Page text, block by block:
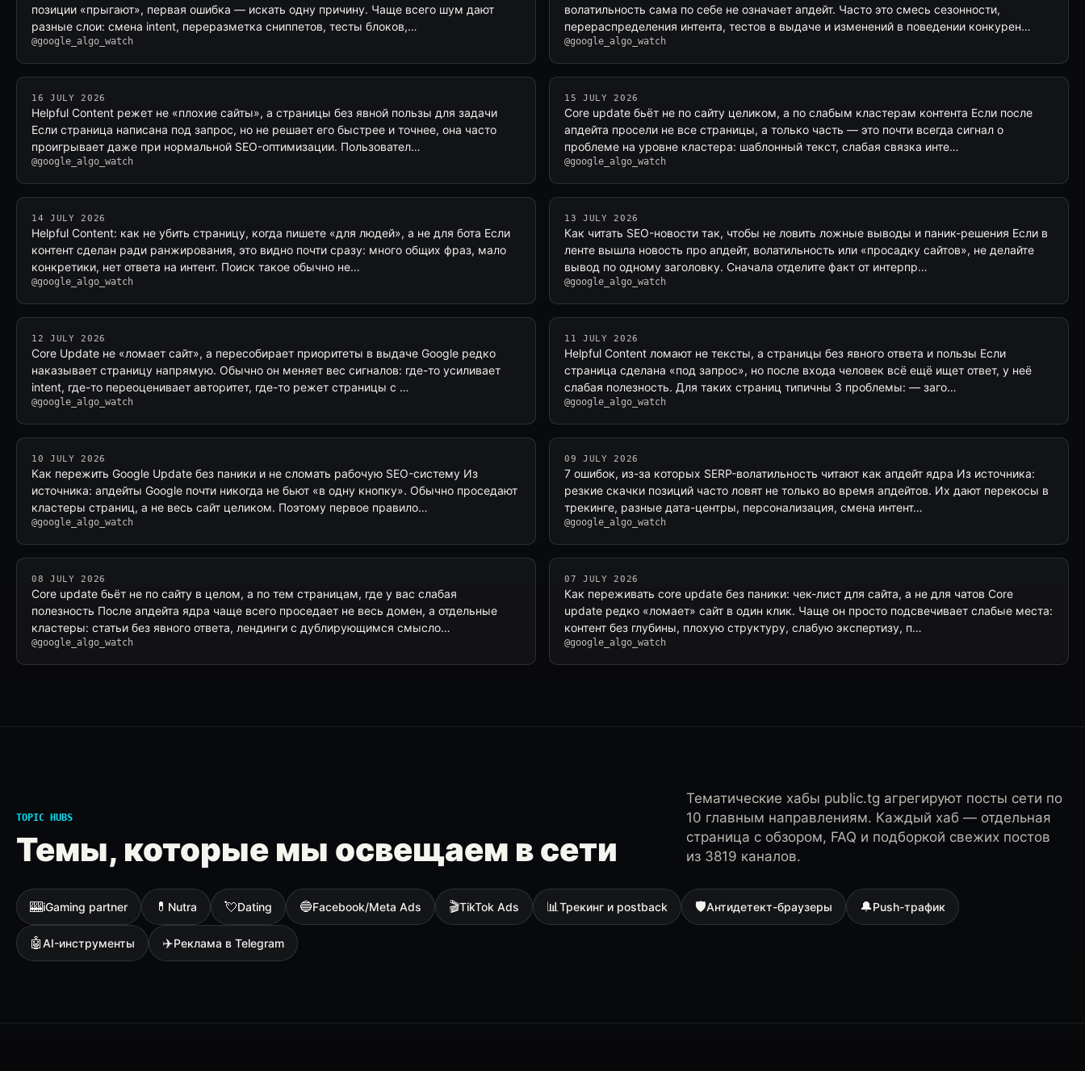
позиции «прыгают», первая ошибка — искать одну причину. Чаще всего шум дают
разные слои: смена intent, переразметка сниппетов, тесты блоков,…
@google_algo_watch
волатильность сама по себе не означает апдейт. Часто это смесь сезонности,
перераспределения интента, тестов в выдаче и изменений в поведении конкурен…
@google_algo_watch
16 JULY 2026
Helpful Content режет не «плохие сайты», а страницы без явной пользы для задачи
Если страница написана под запрос, но не решает его быстрее и точнее, она часто
проигрывает даже при нормальной SEO-оптимизации. Пользовател…
@google_algo_watch
15 JULY 2026
Core update бьёт не по сайту целиком, а по слабым кластерам контента Если после
апдейта просели не все страницы, а только часть — это почти всегда сигнал о
проблеме на уровне кластера: шаблонный текст, слабая связка инте…
@google_algo_watch
14 JULY 2026
Helpful Content: как не убить страницу, когда пишете «для людей», а не для бота Если
контент сделан ради ранжирования, это видно почти сразу: много общих фраз, мало
конкретики, нет ответа на интент. Поиск такое обычно не…
@google_algo_watch
13 JULY 2026
Как читать SEO-новости так, чтобы не ловить ложные выводы и паник-решения Если в
ленте вышла новость про апдейт, волатильность или «просадку сайтов», не делайте
вывод по одному заголовку. Сначала отделите факт от интерпр…
@google_algo_watch
12 JULY 2026
Core Update не «ломает сайт», а пересобирает приоритеты в выдаче Google редко
наказывает страницу напрямую. Обычно он меняет вес сигналов: где-то усиливает
intent, где-то переоценивает авторитет, где-то режет страницы с …
@google_algo_watch
11 JULY 2026
Helpful Content ломают не тексты, а страницы без явного ответа и пользы Если
страница сделана «под запрос», но после входа человек всё ещё ищет ответ, у неё
слабая полезность. Для таких страниц типичны 3 проблемы: — заго…
@google_algo_watch
10 JULY 2026
Как пережить Google Update без паники и не сломать рабочую SEO-систему Из
источника: апдейты Google почти никогда не бьют «в одну кнопку». Обычно проседают
кластеры страниц, а не весь сайт целиком. Поэтому первое правило…
@google_algo_watch
09 JULY 2026
7 ошибок, из-за которых SERP-волатильность читают как апдейт ядра Из источника:
резкие скачки позиций часто ловят не только во время апдейтов. Их дают перекосы в
трекинге, разные дата-центры, персонализация, смена интент…
@google_algo_watch
08 JULY 2026
Core update бьёт не по сайту в целом, а по тем страницам, где у вас слабая
полезность После апдейта ядра чаще всего проседает не весь домен, а отдельные
кластеры: статьи без явного ответа, лендинги с дублирующимся смысло…
@google_algo_watch
07 JULY 2026
Как переживать core update без паники: чек-лист для сайта, а не для чатов Core
update редко «ломает» сайт в один клик. Чаще он просто подсвечивает слабые места:
контент без глубины, плохую структуру, слабую экспертизу, п…
@google_algo_watch
TOPIC HUBS
Темы, которые мы освещаем в сети
Тематические хабы public.tg агрегируют посты сети по
10 главным направлениям. Каждый хаб — отдельная
страница с обзором, FAQ и подборкой свежих постов
из 3819 каналов.
🎰iGaming partner 💊 Nutra 💘Dating 🔵Facebook/Meta Ads 🎬TikTok Ads 📊Трекинг и postback 🛡Антидетект-браузеры 🔔Push-трафик
🤖AI-инструменты ✈️Реклама в Telegram